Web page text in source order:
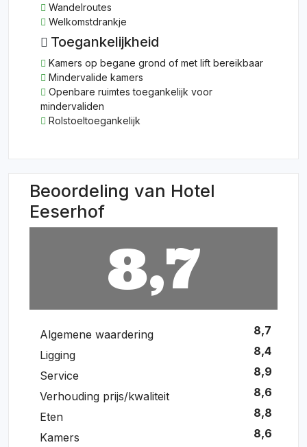
Wandelroutes
Welkomstdrankje
Toegankelijkheid
Kamers op begane grond of met lift bereikbaar
Mindervalide kamers
Openbare ruimtes toegankelijk voor
mindervaliden
Rolstoeltoegankelijk
Beoordeling van Hotel
Eeserhof
8,7
Algemene waardering
8,7
Ligging
8,4
Service
8,9
Verhouding prijs/kwaliteit
8,6
Eten
8,8
Kamers
8,6